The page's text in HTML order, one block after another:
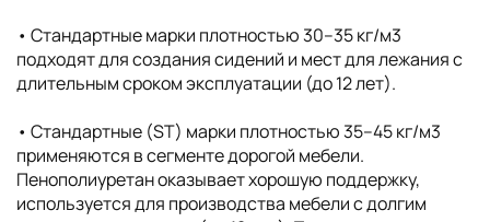
• Стандартные марки плотностью 30–35 кг/м3
подходят для создания сидений и мест для лежания с
длительным сроком эксплуатации (до 12 лет).
• Стандартные (ST) марки плотностью 35–45 кг/м3
применяются в сегменте дорогой мебели.
Пенополиуретан оказывает хорошую поддержку,
используется для производства мебели с долгим